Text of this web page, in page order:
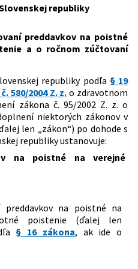
Slovenskej republiky
poistenie
republiky, ktorou sa mení a
Slovenskej republiky č.
Z. z. o podrobnostiach o
preddavkov na poistné na
poistného
Ministerstva zdravotníctva
republiky, ktorou sa mení a
Ministerstva
Slovenskej republiky č.
Z. z. o podrobnostiach o
preddavkov na poistné na
poistenie a o
poistného v znení
republiky, ktorou sa dopĺňa
Ministerstva zdravotníctva
republiky č. 159/2018 Z. z. o
republiky o podrobnostiach
preddavkov na poistné na
na poistné na verejné
poistenie a nedoplatkov, o
poistného a
pri ročnom zúčtovaní
a o vzore ročného
poistného na verejné
poistenie
republiky
preddavkov na poistné
a o ročnom zúčtovaní
republiky podľa § 19
580/2004 Z. z. o zdravotnom
zákona č. 95/2002 Z. z. o
niektorých zákonov v
len „zákon“) po dohode s
republiky ustanovuje:
na poistné na verejné
preddavkov na poistné na
poistenie (ďalej len
§ 16 zákona, ak ide o